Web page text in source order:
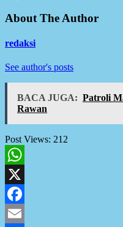
About The Author
redaksi
See author's posts
BACA JUGA: Patroli
Rawan
Post Views: 212
WhatsApp
X
Facebook